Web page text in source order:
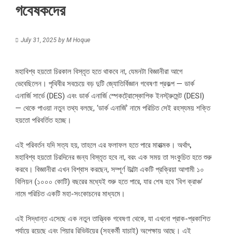
গবেষকদের
July 31, 2025 by M Hoque
মহাবিশ্ব হয়তো চিরকাল বিস্তৃত হতে থাকবে না, যেমনটা বিজ্ঞানীরা আগে
ভেবেছিলেন। পৃথিবীর সবচেয়ে বড় দুটি জ্যোতির্বিজ্ঞান গবেষণা প্রকল্প — ডার্ক
এনার্জি সার্ভে (DES) এবং ডার্ক এনার্জি স্পেকট্রোস্কোপিক ইনস্ট্রুমেন্ট (DESI)
— থেকে পাওয়া নতুন তথ্য বলছে, ‘ডার্ক এনার্জি’ নামে পরিচিত সেই রহস্যময় শক্তি
হয়তো পরিবর্তিত হচ্ছে।
এই পরিবর্তন যদি সত্য হয়, তাহলে এর ফলাফল হতে পারে মারাত্মক। অর্থাৎ,
মহাবিশ্ব হয়তো চিরদিনের জন্য বিস্তৃত হবে না, বরং এক সময় তা সংকুচিত হতে শুরু
করবে। বিজ্ঞানীরা এখন বিশ্বাস করছেন, সম্পূর্ণ উল্টো একটি প্রক্রিয়া আগামী ১০
বিলিয়ন (১০০০ কোটি) বছরের মধ্যেই শুরু হতে পারে, যার শেষ হবে ‘বিগ ক্রাঞ্চ’
নামে পরিচিত একটি মহা-সংকোচনের মাধ্যমে।
এই সিদ্ধান্ত এসেছে এক নতুন তাত্ত্বিক গবেষণা থেকে, যা এখনো প্রাক-প্রকাশিত
পর্যায়ে রয়েছে এবং পিয়ার রিভিউয়ের (সহকর্মী যাচাই) অপেক্ষায় আছে। এই